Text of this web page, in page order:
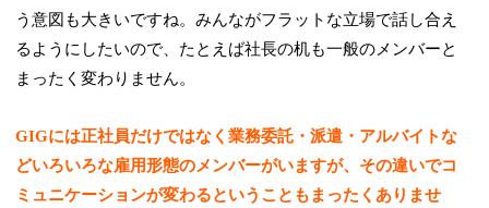
う意図も大きいですね。みんながフラットな立場で話し合え
るようにしたいので、たとえば社長の机も一般のメンバーと
まったく変わりません。
GIGには正社員だけではなく業務委託・派遣・アルバイトな
どいろいろな雇用形態のメンバーがいますが、その違いでコ
ミュニケーションが変わるということもまったくありませ